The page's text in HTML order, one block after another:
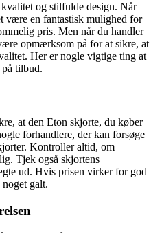
og stilfulde design. Når
være en fantastisk mulighed for
pris. Men når du handler
opmærksom på for at sikre, at
Her er nogle vigtige ting at
tilbud.
at den Eton skjorte, du køber
forhandlere, der kan forsøge
Kontroller altid, om
Tjek også skjortens
ud. Hvis prisen virker for god
galt.